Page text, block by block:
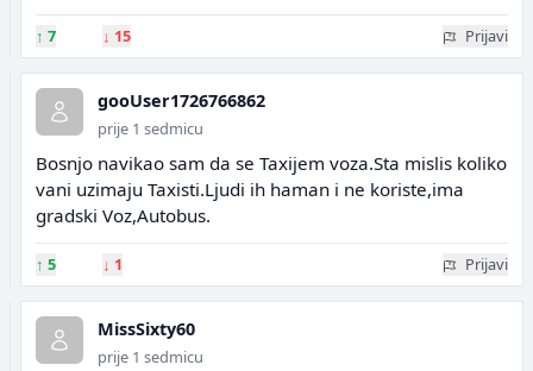
↑ 7 ↓ 15 Prijavi
gooUser1726766862
prije 1 sedmicu
Bosnjo navikao sam da se Taxijem voza.Sta mislis koliko
vani uzimaju Taxisti.Ljudi ih haman i ne koriste,ima
gradski Voz,Autobus.
↑ 5 ↓ 1 Prijavi
MissSixty60
prije 1 sedmicu